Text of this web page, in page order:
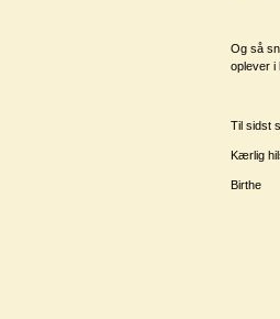
Og så
oplever i
Til sidst
Kærlig
Birthe